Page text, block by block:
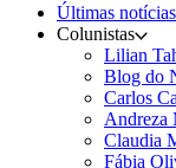
Últimas notícias
Colunistas
Lilian
Blog do
Carlos
Andreza
Claudia
Fábia